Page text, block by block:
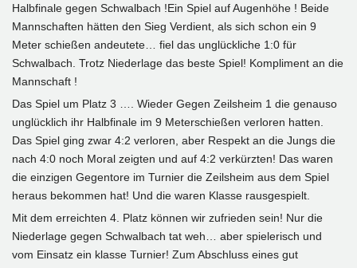
Halbfinale gegen Schwalbach !Ein Spiel auf Augenhöhe ! Beide
Mannschaften hätten den Sieg Verdient, als sich schon ein 9
Meter schießen andeutete… fiel das unglückliche 1:0 für
Schwalbach. Trotz Niederlage das beste Spiel! Kompliment an die
Mannschaft !
Das Spiel um Platz 3 …. Wieder Gegen Zeilsheim 1 die genauso
unglücklich ihr Halbfinale im 9 Meterschießen verloren hatten.
Das Spiel ging zwar 4:2 verloren, aber Respekt an die Jungs die
nach 4:0 noch Moral zeigten und auf 4:2 verkürzten! Das waren
die einzigen Gegentore im Turnier die Zeilsheim aus dem Spiel
heraus bekommen hat! Und die waren Klasse rausgespielt.
Mit dem erreichten 4. Platz können wir zufrieden sein! Nur die
Niederlage gegen Schwalbach tat weh… aber spielerisch und
vom Einsatz ein klasse Turnier! Zum Abschluss eines gut